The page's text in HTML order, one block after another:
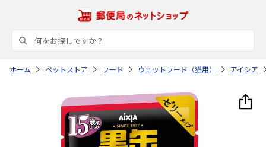
ホーム ペットストア フード ウェットフード（猫用） アイシア